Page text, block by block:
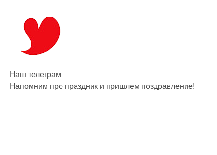
Наш телеграм!
Напомним про праздник и пришлем поздравление!